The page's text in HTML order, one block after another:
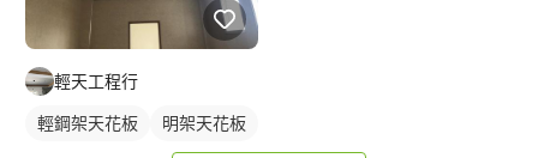
輕天工程行
輕鋼架天花板 明架天花板